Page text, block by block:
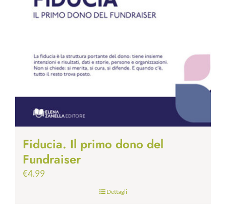
Fiducia. Il primo dono del
Fundraiser
€4.99
Dettagli